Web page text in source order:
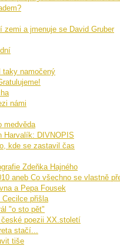
a jmenuje se David Gruber
taky namočený
námi
medvěda
Harvalík: DIVNOPIS
kde se zastavil čas
Zdeňka Hajného
aneb Co všechno se vlastně
a Pepa Fousek
přišla
"o sto pět"
poezii XX.století
stačí...
tiše